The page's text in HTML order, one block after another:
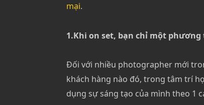
mại.
1.Khi on set, bạn chỉ một
Đối với nhiều photographer mới
khách hàng nào đó, trong tâm trí
dụng sự sáng tạo của mình theo 1